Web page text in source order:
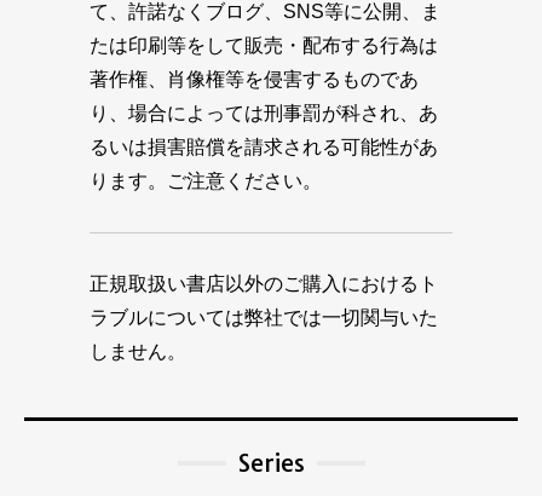
て、許諾なくブログ、SNS等に公開、ま
たは印刷等をして販売・配布する行為は
著作権、肖像権等を侵害するものであ
り、場合によっては刑事罰が科され、あ
るいは損害賠償を請求される可能性があ
ります。ご注意ください。
正規取扱い書店以外のご購入におけるト
ラブルについては弊社では一切関与いた
しません。
Series